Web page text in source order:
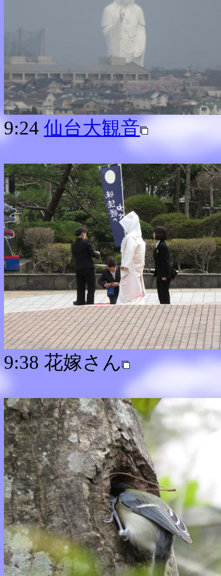
9:24 仙台大観音
9:38 花嫁さん